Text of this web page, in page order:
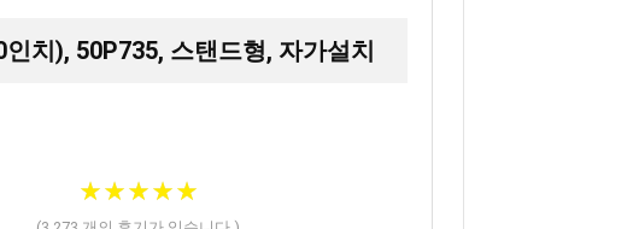
치), 50P735, 스탠드형, 자가설치
★★★★★
★★★★★